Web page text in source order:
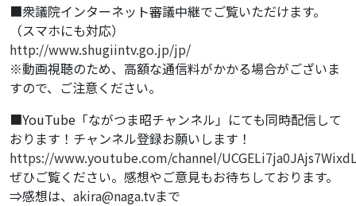
■衆議院インターネット審議中継でご覧いただけます。
（スマホにも対応）
http://www.shugiintv.go.jp/jp/
※動画視聴のため、高額な通信料がかかる場合がございま
すので、ご注意ください。
■YouTube「ながつま昭チャンネル」にても同時配信して
おります！チャンネル登録お願いします！
https://www.youtube.com/channel/
ぜひご覧ください。感想やご意見もお待ちしております。
⇒感想は、 akira@naga.tvまで